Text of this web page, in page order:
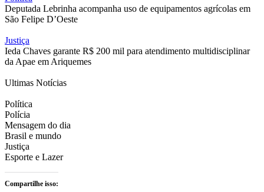
Deputada Lebrinha acompanha uso de equipamentos agrícolas em
São Felipe D’Oeste
Justiça
Ieda Chaves garante R$ 200 mil para atendimento multidisciplinar
da Apae em Ariquemes
Ultimas Notícias
Política
Polícia
Mensagem do dia
Brasil e mundo
Justiça
Esporte e Lazer
Compartilhe isso: